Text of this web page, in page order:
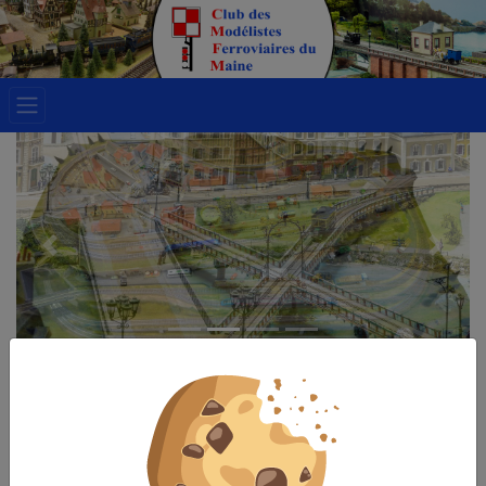
Précédent
Club des Modélistes
Ferroviaires du Maine